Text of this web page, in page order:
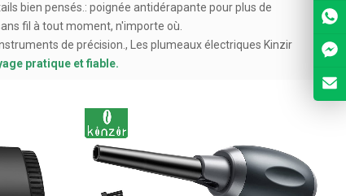
bien pensés.: poignée antidérapante pour plus de
fil à tout moment, n'importe où.
de précision., Les plumeaux électriques Kinzir
pratique et fiable.